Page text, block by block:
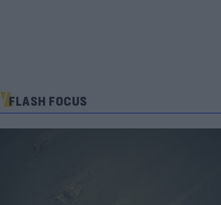
FLASH FOCUS